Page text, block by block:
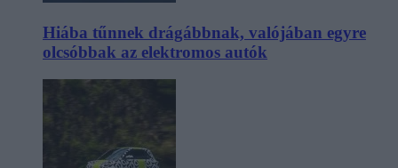
Hiába tűnnek drágábbnak, valójában egyre
olcsóbbak az elektromos autók